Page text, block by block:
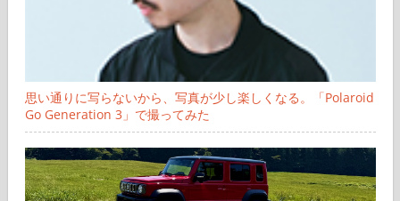
思い通りに写らないから、写真が少し楽しくなる。「Polaroid
Go Generation 3」で撮ってみた